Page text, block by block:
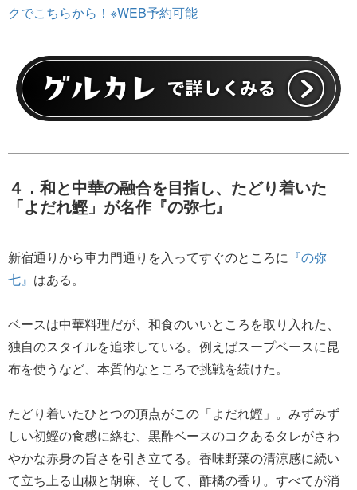
クでこちらから！※WEB予約可能
４．和と中華の融合を目指し、たどり着いた
「よだれ鰹」が名作『の弥七』
新宿通りから車力門通りを入ってすぐのところに 『の弥
七』 はある。
ベースは中華料理だが、和食のいいところを取り入れた、
独自のスタイルを追求している。例えばスープベースに昆
布を使うなど、本質的なところで挑戦を続けた。
たどり着いたひとつの頂点がこの「よだれ鰹」。みずみず
しい初鰹の食感に絡む、黒酢ベースのコクあるタレがさわ
やかな赤身の旨さを引き立てる。香味野菜の清涼感に続い
て立ち上る山椒と胡麻、そして、酢橘の香り。すべてが消